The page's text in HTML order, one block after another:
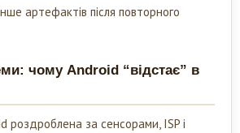
артефактів після повторного
чому Android “відстає” в
роздроблена за сенсорами, ISP і